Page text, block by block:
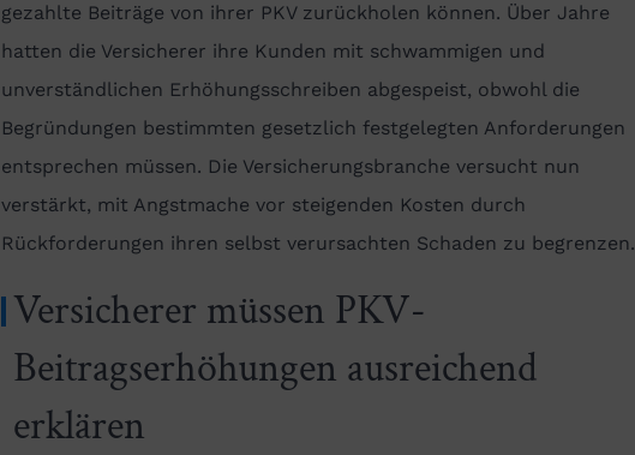
gezahlte Beiträge von ihrer PKV zurückholen können. Über Jahre
hatten die Versicherer ihre Kunden mit schwammigen und
unverständlichen Erhöhungsschreiben abgespeist, obwohl die
Begründungen bestimmten gesetzlich festgelegten Anforderungen
entsprechen müssen. Die Versicherungsbranche versucht nun
verstärkt, mit Angstmache vor steigenden Kosten durch
Rückforderungen ihren selbst verursachten Schaden zu begrenzen.
Versicherer müssen PKV-
Beitragserhöhungen ausreichend
erklären